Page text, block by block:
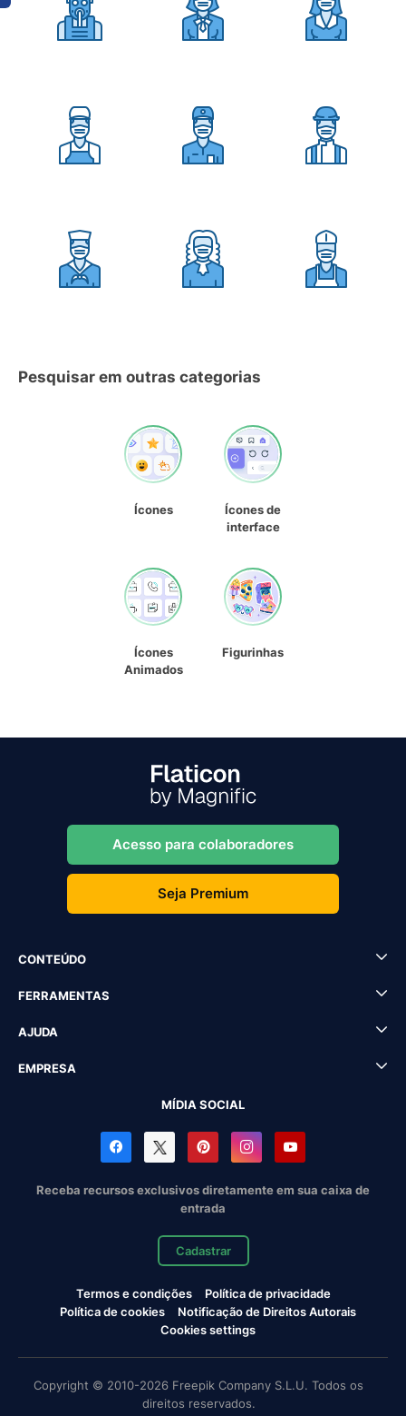
Pesquisar em outras categorias
Ícones
Ícones de
interface
Ícones
Animados
Figurinhas
Acesso para colaboradores
Seja Premium
CONTEÚDO
FERRAMENTAS
AJUDA
EMPRESA
MÍDIA SOCIAL
Receba recursos exclusivos diretamente em sua caixa de
entrada
Cadastrar
Termos e condições
Política de privacidade
Política de cookies
Notificação de Direitos Autorais
Cookies settings
Copyright © 2010-2026 Freepik Company S.L.U. Todos os
direitos reservados.